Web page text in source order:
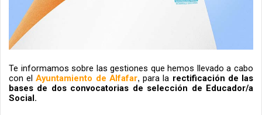
Te informamos sobre las gestiones que hemos llevado a cabo
con el Ayuntamiento de Alfafar, para la rectificación de las
bases de dos convocatorias de selección de Educador/a
Social.